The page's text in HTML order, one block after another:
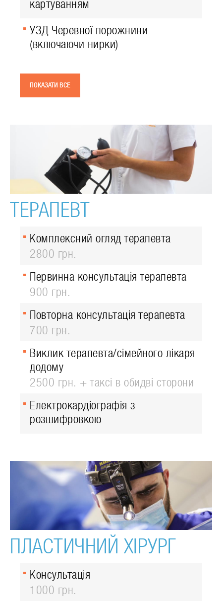
картуванням
УЗД Черевної порожнини
(включаючи нирки)
ПОКАЗАТИ ВСЕ
ТЕРАПЕВТ
Комплексний огляд терапевта
2800 грн.
Первинна консультація терапевта
900 грн.
Повторна консультація терапевта
700 грн.
Виклик терапевта/сімейного лікаря
додому
2500 грн. + таксі в обидві сторони
Електрокардіографія з
розшифровкою
ПЛАСТИЧНИЙ ХІРУРГ
Консультація
1000 грн.